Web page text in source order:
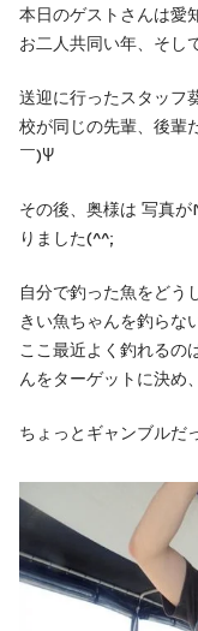
本日のゲストさんは愛
お二人共同い年、そ
送迎に行ったスタッフ
校が同じの先輩、後輩
￣)Ψ
その後、奥様は 写真
りました(^^;
自分で釣った魚をどう
きい魚ちゃんを釣らな
ここ最近よく釣れるの
んをターゲットに決め
ちょっとギャンブルだ